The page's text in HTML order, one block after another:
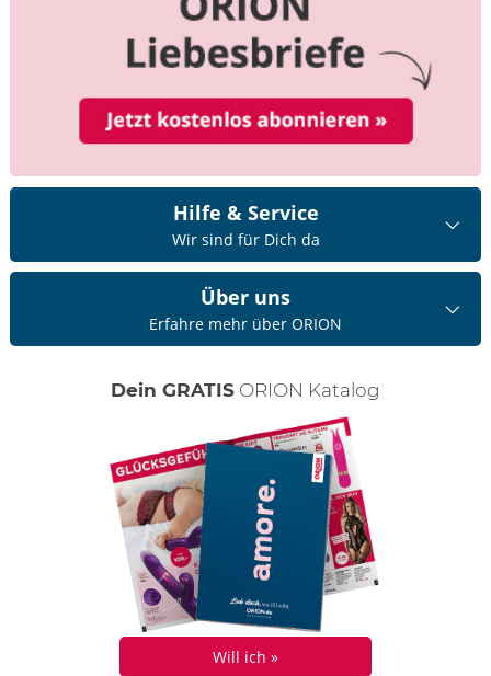
Hilfe & Service
Wir sind für Dich da
Über uns
Erfahre mehr über ORION
Dein GRATIS ORION Katalog
Will ich »